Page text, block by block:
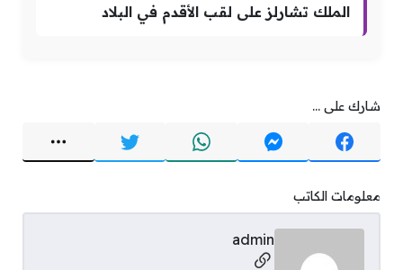
الملك تشارلز على لقب الأقدم في البلاد
شارك على ...
معلومات الكاتب
admin